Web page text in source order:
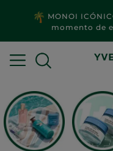
MONOI
momento de